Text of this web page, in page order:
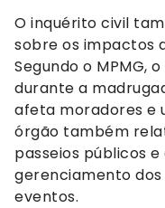
O inquérito civil
sobre os impactos
Segundo o MPMG,
durante a
afeta moradores e
órgão também
passeios públicos
gerenciamento
eventos.